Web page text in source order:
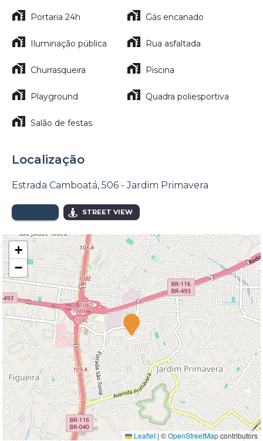
Portaria 24h Gás encanado
Iluminação pública Rua asfaltada
Churrasqueira Piscina
Playground Quadra poliesportiva
Salão de festas
Localização
Estrada Camboatá, 506 - Jardim Primavera
STREET VIEW
+
−
Leaflet | ©OpenStreetMapcontributors